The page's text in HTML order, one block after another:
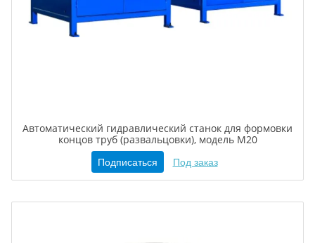
Автоматический гидравлический станок для формовки
концов труб (развальцовки), модель M20
Подписаться Под заказ